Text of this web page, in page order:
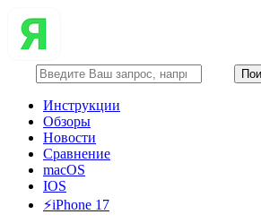
Инструкции
Обзоры
Новости
Сравнение
macOS
IOS
⚡️iPhone 17